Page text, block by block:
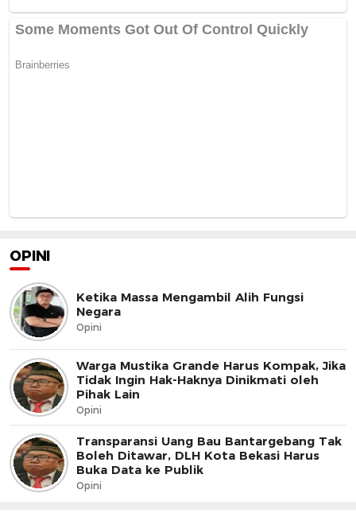
OPINI
Ketika Massa Mengambil Alih Fungsi
Negara
Opini
Warga Mustika Grande Harus Kompak, Jika
Tidak Ingin Hak-Haknya Dinikmati oleh
Pihak Lain
Opini
Transparansi Uang Bau Bantargebang Tak
Boleh Ditawar, DLH Kota Bekasi Harus
Buka Data ke Publik
Opini